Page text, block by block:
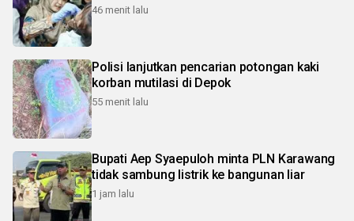
46 menit lalu
Polisi lanjutkan pencarian potongan kaki
korban mutilasi di Depok
55 menit lalu
Bupati Aep Syaepuloh minta PLN Karawang
tidak sambung listrik ke bangunan liar
1 jam lalu